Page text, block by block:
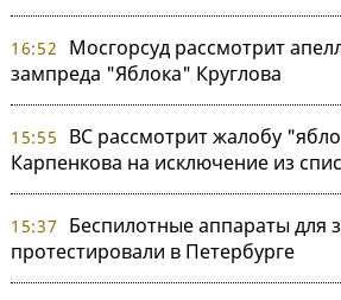
16:52
Мосгорсуд рассмотрит
зампреда "Яблока" Круглова
15:55
ВС рассмотрит жалобу
Карпенкова на исключение из
15:37
Беспилотные аппараты
протестировали в Петербурге